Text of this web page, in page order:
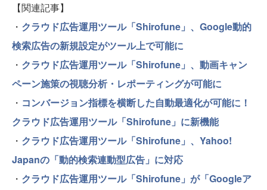
【関連記事】
・ クラウド広告運用ツール「Shirofune」、Google動的
検索広告の新規設定がツール上で可能に
・ クラウド広告運用ツール「Shirofune」、動画キャン
ペーン施策の視聴分析・レポーティングが可能に
・ コンバージョン指標を横断した自動最適化が可能に！
クラウド広告運用ツール「Shirofune」に新機能
・ クラウド広告運用ツール「Shirofune」、Yahoo!
Japanの「動的検索連動型広告」に対応
・ クラウド広告運用ツール「Shirofune」が「Googleア